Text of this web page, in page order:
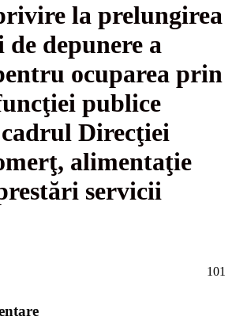
la prelungirea
depunere a
ocuparea prin
publice
Direcţiei
alimentaţie
servicii
101